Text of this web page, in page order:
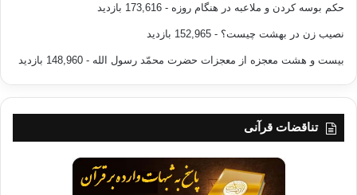
حکم بوسه کردن و ملاعبه در هنگام روزه - 173,616 بازدید
نصیب زن در بهشت چیست؟ - 152,965 بازدید
بیست و هشت معجزه از معجزات حضرت محمّد رسول الله - 148,960 بازدید
تناقضات قرآنی